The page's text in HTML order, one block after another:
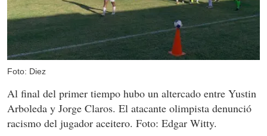
Foto: Diez
Al final del primer tiempo hubo un altercado entre Yustin
Arboleda y Jorge Claros. El atacante olimpista denunció
racismo del jugador aceitero. Foto: Edgar Witty.